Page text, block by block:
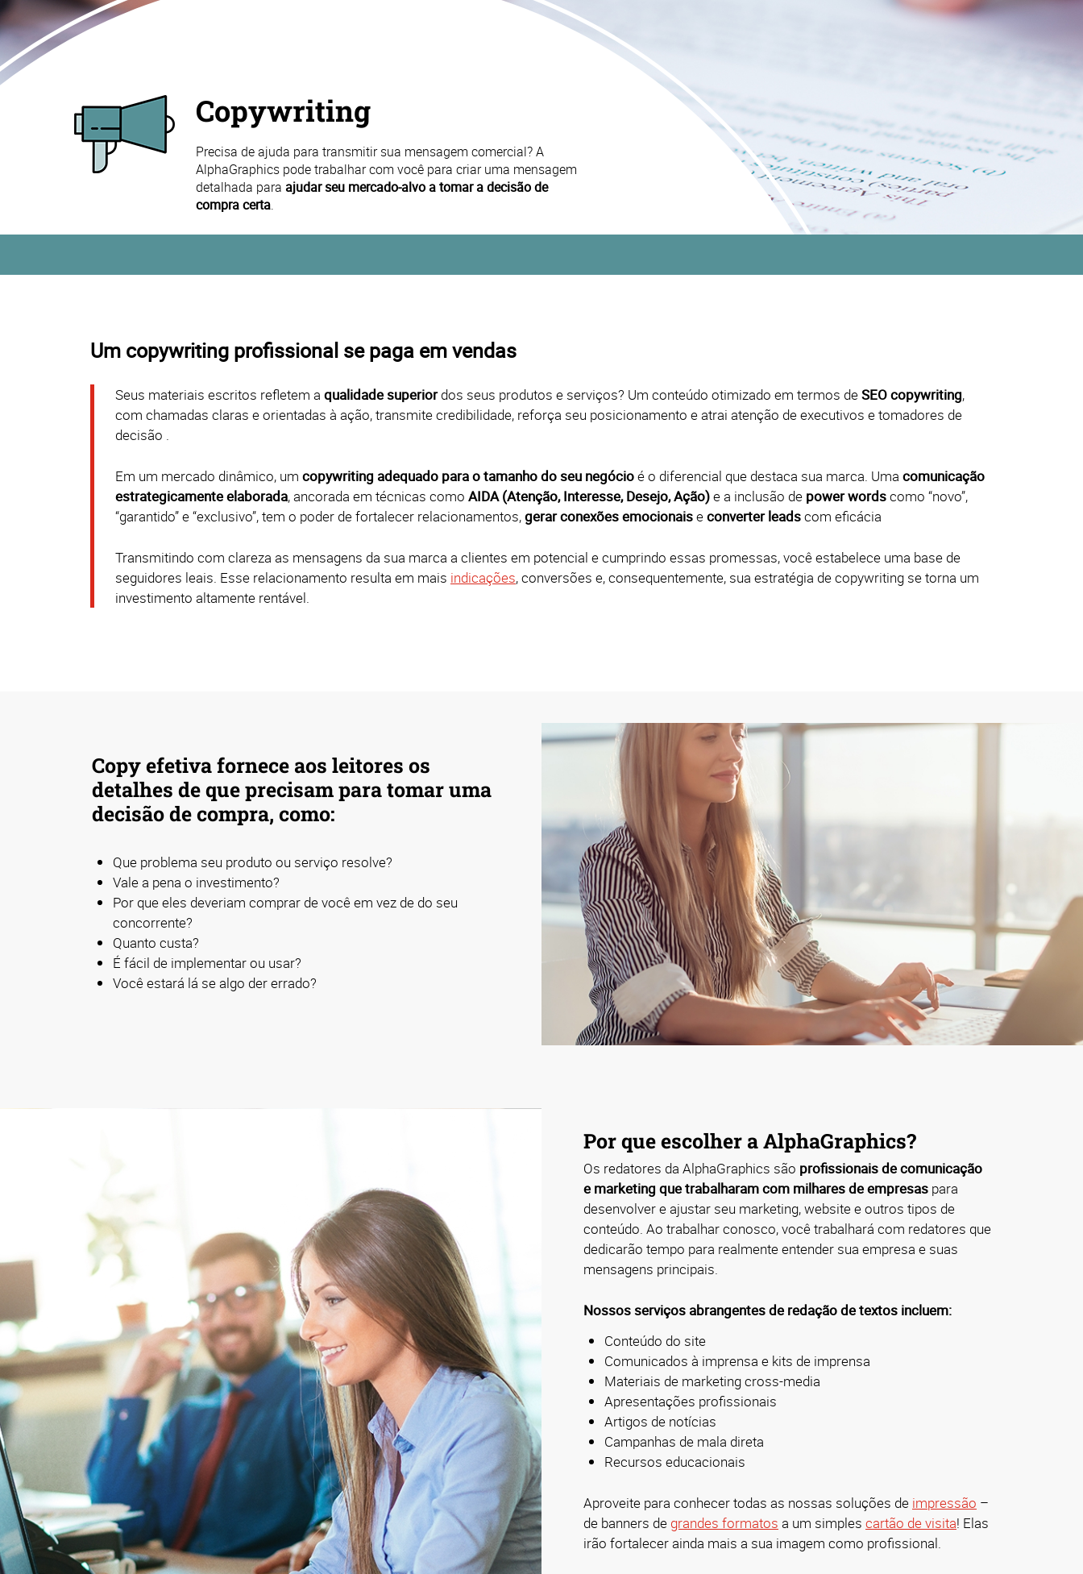
Copywriting
Precisa de ajuda para transmitir sua mensagem comercial? A
AlphaGraphics pode trabalhar com você para criar uma mensagem
detalhada para ajudar seu mercado-alvo a tomar a decisão de
compra certa.
Um copywriting profissional se paga em vendas
Seus materiais escritos refletem a qualidade superiordos seus produtos e serviços? Um conteúdo otimizado em termos deSEO copywriting,
com chamadas claras e orientadas à ação, transmite credibilidade, reforça seu posicionamento e atrai atenção de executivos e tomadores de
decisão .
Em um mercado dinâmico, um copywriting adequado para o tamanho do seu negócioé o diferencial que destaca sua marca. Uma comunicação
estrategicamente elaborada, ancorada em técnicas como AIDA (Atenção, Interesse, Desejo, Ação)e a inclusão de power wordscomo “novo”,
“garantido” e “exclusivo”, tem o poder de fortalecer relacionamentos,gerar conexões emocionaiseconverter leadscom eficácia
Transmitindo com clareza as mensagens da sua marca a clientes em potencial e cumprindo essas promessas, você estabelece uma base de
seguidores leais. Esse relacionamento resulta em mais indicações, conversões e, consequentemente, sua estratégia de copywriting se torna um
investimento altamente rentável.
Copy efetiva fornece aos leitores os
detalhes de que precisam para tomar uma
decisão de compra, como:
Que problema seu produto ou serviço resolve?
Vale a pena o investimento?
Por que eles deveriam comprar de você em vez de do seu
concorrente?
Quanto custa?
É fácil de implementar ou usar?
Você estará lá se algo der errado?
Por que escolher a AlphaGraphics?
Os redatores da AlphaGraphics são profissionais de comunicação
e marketing que trabalharam com milhares de empresas para
desenvolver e ajustar seu marketing, website e outros tipos de
conteúdo. Ao trabalhar conosco, você trabalhará com redatores que
dedicarão tempo para realmente entender sua empresa e suas
mensagens principais.
Nossos serviços abrangentes de redação de textos incluem:
Conteúdo do site
Comunicados à imprensa e kits de imprensa
Materiais de marketing cross-media
Apresentações profissionais
Artigos de notícias
Campanhas de mala direta
Recursos educacionais
Aproveite para conhecer todas as nossas soluções de impressão –
de banners de grandes formatos a um simples cartão de visita! Elas
irão fortalecer ainda mais a sua imagem como profissional.